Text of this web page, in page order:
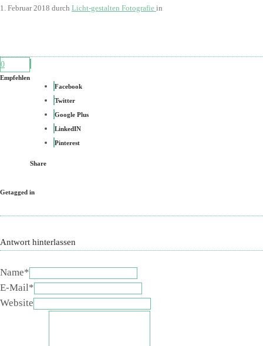
1. Februar 2018 durch Licht-gestalten Fotografie in
0
Empfehlen
Facebook
Twitter
Google Plus
LinkedIN
Pinterest
Share
Getagged in
Antwort hinterlassen
Name*
E-Mail*
Website